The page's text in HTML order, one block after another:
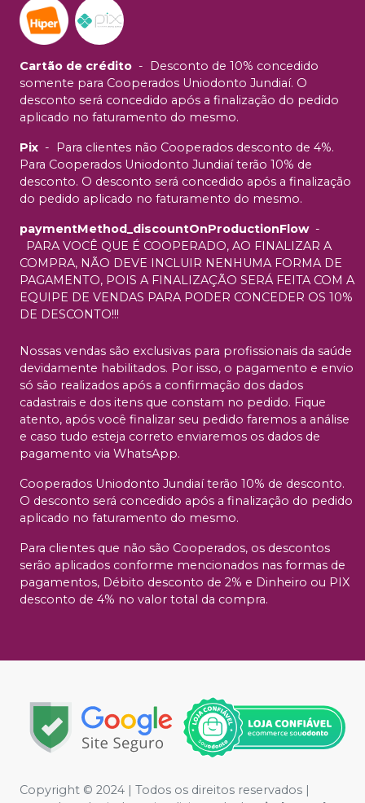
Cartão de crédito - Desconto de 10% concedido
somente para Cooperados Uniodonto Jundiaí. O
desconto será concedido após a finalização do pedido
aplicado no faturamento do mesmo.
Pix - Para clientes não Cooperados desconto de 4%.
Para Cooperados Uniodonto Jundiaí terão 10% de
desconto. O desconto será concedido após a finalização
do pedido aplicado no faturamento do mesmo.
paymentMethod_discountOnProductionFlow -
PARA VOCÊ QUE É COOPERADO, AO FINALIZAR A
COMPRA, NÃO DEVE INCLUIR NENHUMA FORMA DE
PAGAMENTO, POIS A FINALIZAÇÃO SERÁ FEITA COM A
EQUIPE DE VENDAS PARA PODER CONCEDER OS 10%
DE DESCONTO!!!
Nossas vendas são exclusivas para profissionais da saúde
devidamente habilitados. Por isso, o pagamento e envio
só são realizados após a confirmação dos dados
cadastrais e dos itens que constam no pedido. Fique
atento, após você finalizar seu pedido faremos a análise
e caso tudo esteja correto enviaremos os dados de
pagamento via WhatsApp.
Cooperados Uniodonto Jundiaí terão 10% de desconto.
O desconto será concedido após a finalização do pedido
aplicado no faturamento do mesmo.
Para clientes que não são Cooperados, os descontos
serão aplicados conforme mencionados nas formas de
pagamentos, Débito desconto de 2% e Dinheiro ou PIX
desconto de 4% no valor total da compra.
Copyright © 2024 | Todos os direitos reservados |